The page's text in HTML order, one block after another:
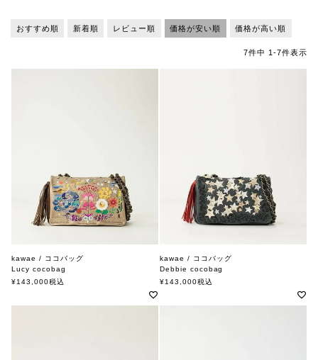
おすすめ順 新着順 レビュー順 価格が安い順 価格が高い順
7件中 1-7件表示
kawae / ココバッグ
Lucy cocobag
カワエ
¥143,000税込
kawae / ココバッグ
Debbie cocobag
カワエ
¥143,000税込